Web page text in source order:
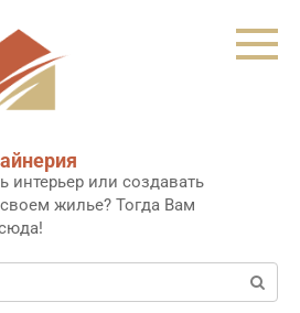
интерьер или создавать
жилье? Тогда Вам